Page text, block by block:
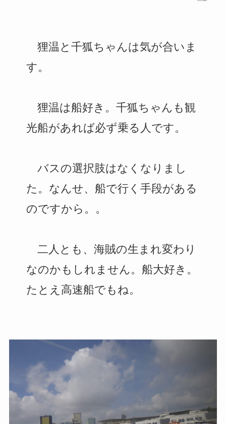
狸温と千狐ちゃんは気が合いま
す。
狸温は船好き。千狐ちゃんも観
光船があれば必ず乗る人です。
バスの選択肢はなくなりまし
た。なんせ、船で行く手段がある
のですから。。
二人とも、海賊の生まれ変わり
なのかもしれません。船大好き。
たとえ高速船でもね。